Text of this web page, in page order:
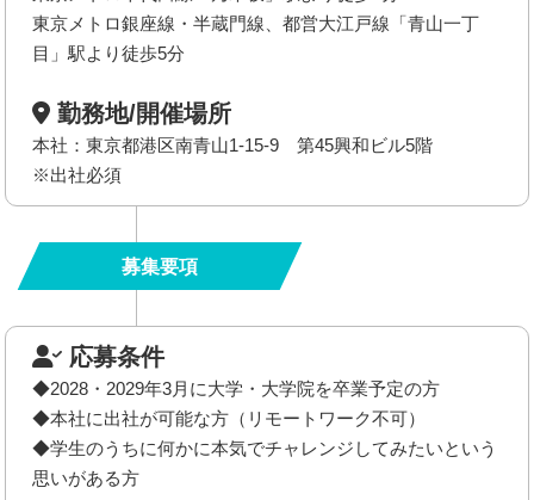
東京メトロ銀座線・半蔵門線、都営大江戸線「青山一丁
目」駅より徒歩5分
勤務地/開催場所
本社：東京都港区南青山1-15-9 第45興和ビル5階
※出社必須
募集要項
応募条件
◆2028・2029年3月に大学・大学院を卒業予定の方
◆本社に出社が可能な方（リモートワーク不可）
◆学生のうちに何かに本気でチャレンジしてみたいという
思いがある方